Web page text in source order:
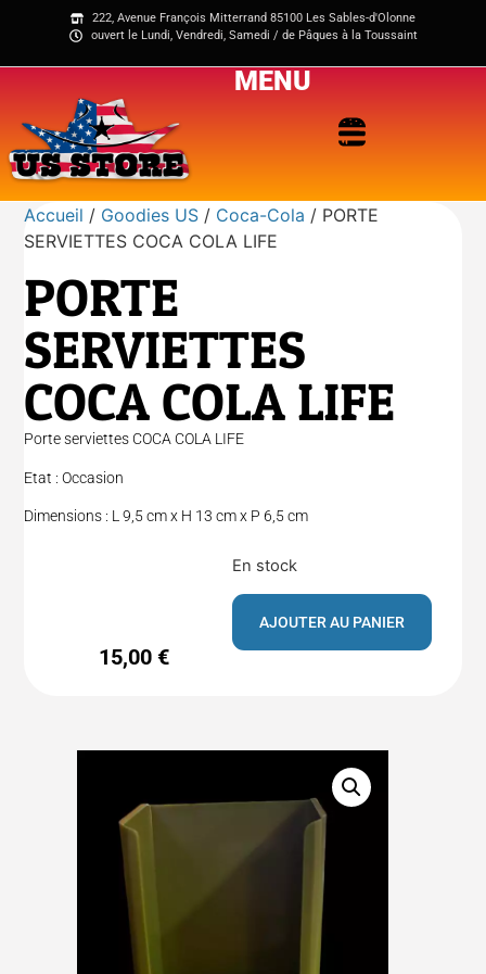
222, Avenue François Mitterrand 85100 Les Sables-d'Olonne
ouvert le Lundi, Vendredi, Samedi / de Pâques à la Toussaint
MENU
Accueil / Goodies US / Coca-Cola / PORTE
SERVIETTES COCA COLA LIFE
PORTE
SERVIETTES
COCA COLA LIFE
Porte serviettes COCA COLA LIFE
Etat : Occasion
Dimensions : L 9,5 cm x H 13 cm x P 6,5 cm
15,00 €
En stock
AJOUTER AU PANIER